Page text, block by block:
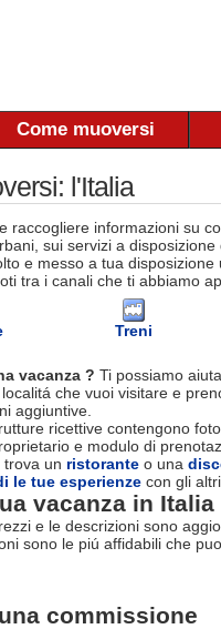
Come muoversi
l'Italia
raccogliere informazioni su
sui servizi a disposizione
e messo a tua
tra i canali che ti abbiamo
Treni
vacanza ? Ti possiamo
che vuoi visitare e
aggiuntive.
ricettive contengono
e modulo di
, trova un ristorante o una
le tue esperienze con gli
vacanza in Italia
e le descrizioni sono
sono le piú affidabili che
commissione